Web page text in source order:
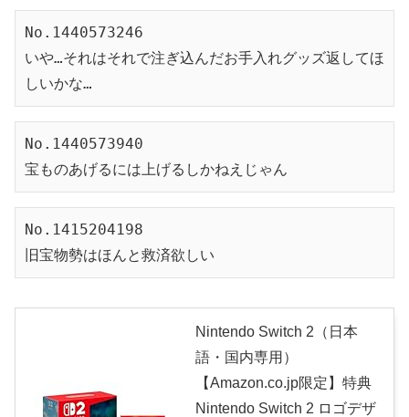
No.1440573246
いや…それはそれで注ぎ込んだお手入れグッズ返してほ
しいかな…
No.1440573940
宝ものあげるには上げるしかねえじゃん
No.1415204198
旧宝物勢はほんと救済欲しい
Nintendo Switch 2（日本
語・国内専用）
【Amazon.co.jp限定】特典
Nintendo Switch 2 ロゴデザ